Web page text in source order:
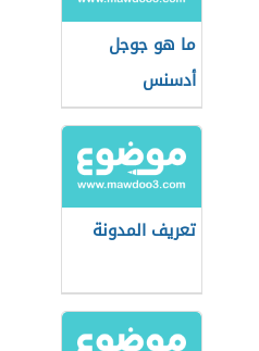
ما هو جوجل
أدسنس
تعريف المدونة